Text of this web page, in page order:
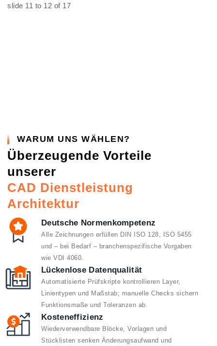
slide 11 to 12 of 17
WARUM UNS WÄHLEN?
Überzeugende Vorteile
unserer
CAD Dienstleistung
Architektur
Deutsche Normenkompetenz
Alle Zeichnungen erfüllen DIN ISO 128, ISO 5455
und – bei Bedarf – branchenspezifische Vorgaben
wie VDI 4060.
Lückenlose Datenqualität
Automatisierte Prüfskripte kontrollieren Layer,
Linientypen und Maßstab; manuelle Checks sichern
Funktionsmaße und Toleranzen ab.
Kosteneffizienz
Wiederverwendbare Blöcke, Vorlagen und
Stücklisten senken Änderungsaufwand und